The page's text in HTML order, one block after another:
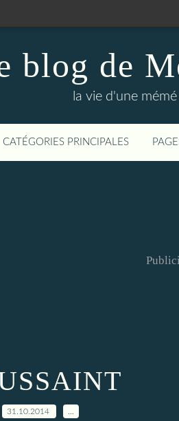
blog de
la vie d'une
CATÉGORIES PRINCIPALES
31.10.2014